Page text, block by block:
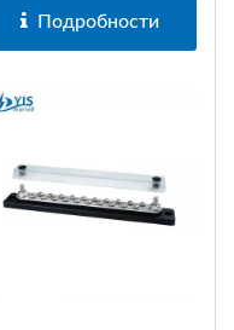
Подробности